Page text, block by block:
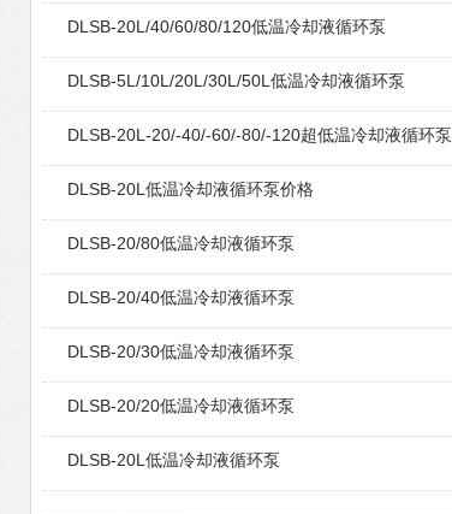
DLSB-20L/40/60/80/120低温冷却液循环泵
DLSB-5L/10L/20L/30L/50L低温冷却液循环泵
DLSB-20L-20/-40/-60/-80/-120超低温冷却液循环泵
DLSB-20L低温冷却液循环泵价格
DLSB-20/80低温冷却液循环泵
DLSB-20/40低温冷却液循环泵
DLSB-20/30低温冷却液循环泵
DLSB-20/20低温冷却液循环泵
DLSB-20L低温冷却液循环泵